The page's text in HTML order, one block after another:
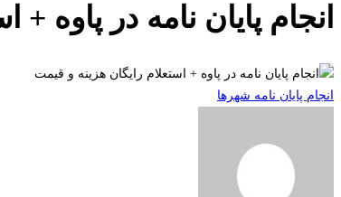
انجام پایان نامه در پاوه
انجام پایان نامه شهرها